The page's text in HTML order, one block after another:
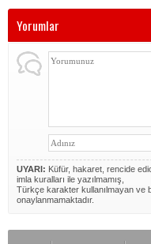
Yorumlar
UYARI: Küfür, hakaret, rencide
imla kuralları ile yazılmamış,
Türkçe karakter kullanılmayan ve
onaylanmamaktadır.